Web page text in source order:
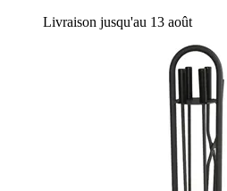
Livraison jusqu'au 13 août